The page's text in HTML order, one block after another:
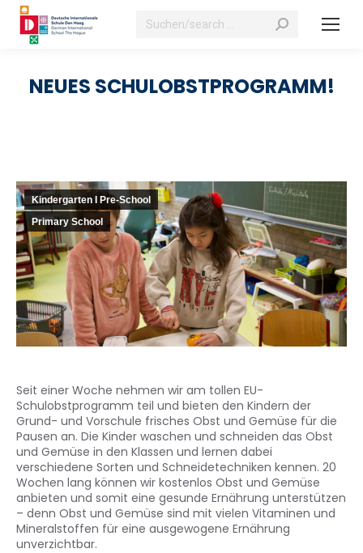
Search:
NEUES SCHULOBSTPROGRAMM!
Kindergarten I Pre-School
Primary School
Seit einer Woche nehmen wir am tollen EU-
Schulobstprogramm teil und bieten den Kindern der
Grund- und Vorschule frisches Obst und Gemüse für die
Pausen an. Die Kinder waschen und schneiden das Obst
und Gemüse in den Klassen und lernen dabei
verschiedene Sorten und Schneidetechniken kennen. 20
Wochen lang können wir kostenlos Obst und Gemüse
anbieten und somit eine gesunde Ernährung unterstützen
– denn Obst und Gemüse sind mit vielen Vitaminen und
Mineralstoffen für eine ausgewogene Ernährung
unverzichtbar.